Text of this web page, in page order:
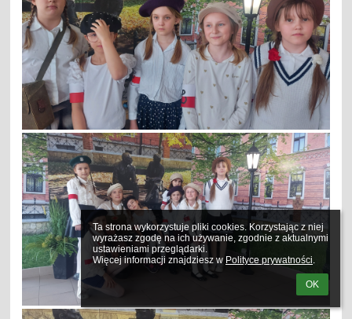
Ta strona wykorzystuje pliki cookies. Korzystając z niej
wyrażasz zgodę na ich używanie, zgodnie z aktualnymi
ustawieniami przeglądarki.
Więcej informacji znajdziesz w Polityce prywatności.
OK